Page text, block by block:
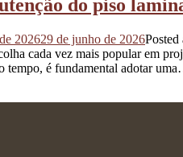
do piso
202629 de junho de 2026Posted
cada vez mais popular em
tempo, é fundamental adotar